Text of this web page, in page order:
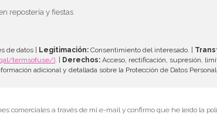
repostería y fiestas
de datos | Legitimación: Consentimiento del interesado. |
termsofuse/) . | Derechos: Acceso, rectificación, supresión,
adicional y detallada sobre la Protección de Datos
comerciales a través de mi e-mail y confirmo que he leído la